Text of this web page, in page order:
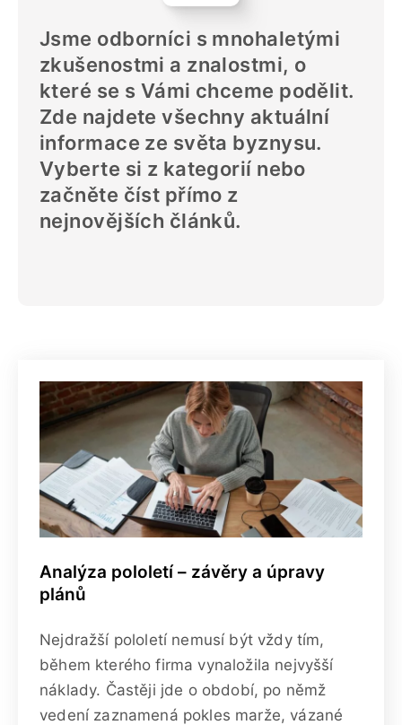
Jsme odborníci s mnohaletými
zkušenostmi a znalostmi, o
které se s Vámi chceme podělit.
Zde najdete všechny aktuální
informace ze světa byznysu.
Vyberte si z kategorií nebo
začněte číst přímo z
nejnovějších článků.
Analýza pololetí – závěry a úpravy
plánů
Nejdražší pololetí nemusí být vždy tím,
během kterého firma vynaložila nejvyšší
náklady. Častěji jde o období, po němž
vedení zaznamená pokles marže, vázané